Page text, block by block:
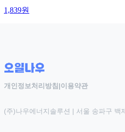
1,839원
개인정보처리방침 |이용약관
(주)나우에너지솔루션 | 서울 송파구 백